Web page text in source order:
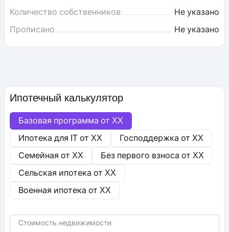
Количество собственников
Не указано
Прописано
Не указано
Ипотечный калькулятор
Базовая программа от XX
Ипотека для IT от XX Господдержка от XX
Семейная от XX Без первого взноса от XX
Сельская ипотека от XX
Военная ипотека от XX
Стоимость недвижимости